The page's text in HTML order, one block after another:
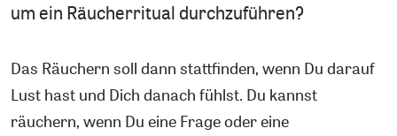
um ein Räucherritual durchzuführen?
Das Räuchern soll dann stattfinden, wenn Du darauf
Lust hast und Dich danach fühlst. Du kannst
räuchern, wenn Du eine Frage oder eine